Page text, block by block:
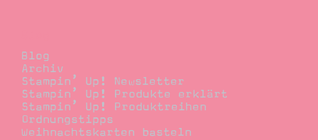
Blog
Archiv
Stampin’ Up! Newsletter
Stampin’ Up! Produkte erklärt
Stampin’ Up! Produktreihen
Ordnungstipps
Weihnachtskarten basteln